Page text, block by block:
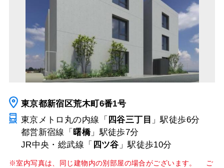
東京都新宿区荒木町6番1号
東京メトロ丸の内線「 四谷三丁目 」駅徒歩6分
都営新宿線「 曙橋」駅徒歩7分
JR中央・総武線「 四ツ谷 」駅徒歩10分
※室内写真は、同じ建物内の別部屋の場合がございます。 ご